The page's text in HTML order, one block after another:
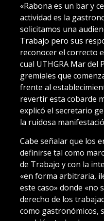
«Rabona es un bar y
actividad es la
solicitamos una
Trabajo pero sus
reconocer el correcto
cual UTHGRA Mar del
gremiales que
frente al
revertir esta cobarde
explicó el secretario
la ruidosa
Cabe señalar que los
definirse tal como
de Trabajo y con la
«en forma arbitraria,
este caso» donde «no
derecho de los
como gastronómicos,